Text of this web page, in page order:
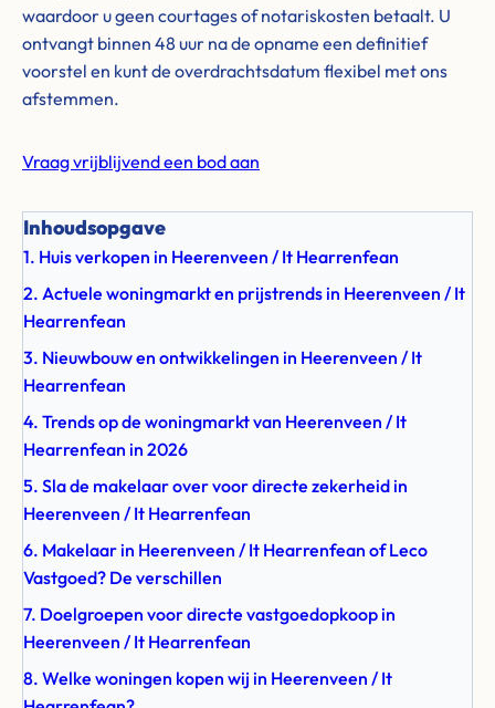
waardoor u geen courtages of notariskosten betaalt. U
ontvangt binnen 48 uur na de opname een definitief
voorstel en kunt de overdrachtsdatum flexibel met ons
afstemmen.
Vraag vrijblijvend een bod aan
Inhoudsopgave
1. Huis verkopen in Heerenveen / It Hearrenfean
2. Actuele woningmarkt en prijstrends in Heerenveen / It
Hearrenfean
3. Nieuwbouw en ontwikkelingen in Heerenveen / It
Hearrenfean
4. Trends op de woningmarkt van Heerenveen / It
Hearrenfean in 2026
5. Sla de makelaar over voor directe zekerheid in
Heerenveen / It Hearrenfean
6. Makelaar in Heerenveen / It Hearrenfean of Leco
Vastgoed? De verschillen
7. Doelgroepen voor directe vastgoedopkoop in
Heerenveen / It Hearrenfean
8. Welke woningen kopen wij in Heerenveen / It